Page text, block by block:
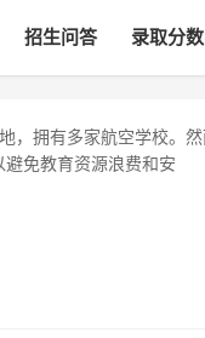
招生问答 录取分数
免教育资源浪费和安